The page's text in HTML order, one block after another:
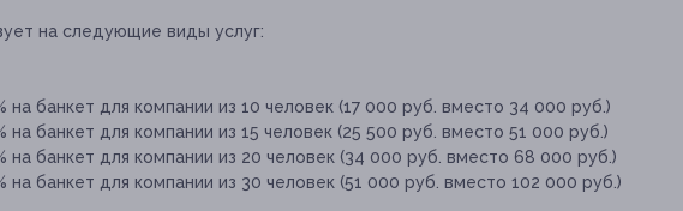
на следующие виды услуг:
на банкет для компании из 10 человек (17 000 руб. вместо 34 000 руб.)
на банкет для компании из 15 человек (25 500 руб. вместо 51 000 руб.)
на банкет для компании из 20 человек (34 000 руб. вместо 68 000 руб.)
на банкет для компании из 30 человек (51 000 руб. вместо 102 000 руб.)